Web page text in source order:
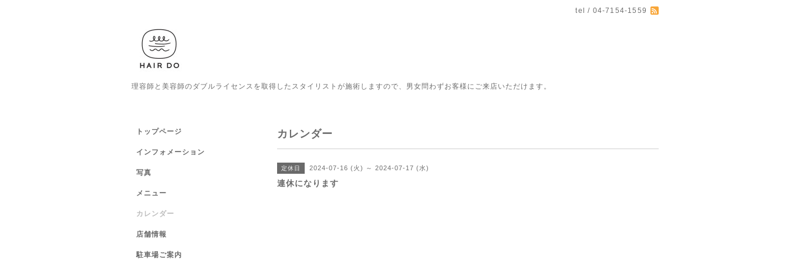
tel / 04-7154-1559
理容師と美容師のダブルライセンスを取得したスタイリストが施術しますので、男女問わずお客様にご来店いただけます。
カレンダー
定休日 2024-07-16 (火) ～ 2024-07-17 (水)
連休になります
トップページ
インフォメーション
写真
メニュー
カレンダー
店舗情報
駐車場ご案内